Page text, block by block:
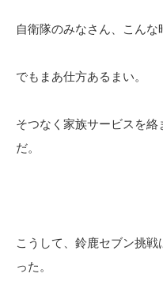
自衛隊のみなさん、こんな
でもまあ仕方あるまい。
そつなく家族サービスを
だ。
こうして、鈴鹿セブン挑
った。